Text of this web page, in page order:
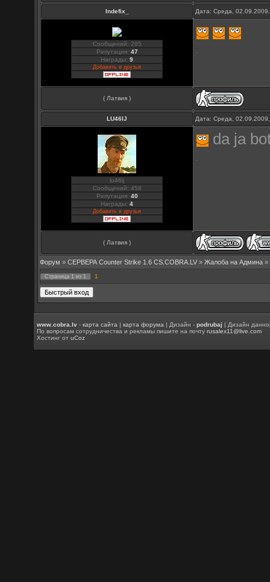
Indefix_ Дата: Среда,
Сообщений: 285
Репутация: 47
Награды:9
Добавить в друзья
( Латвия )
LU46IJ Дата: Среда,
lu46ij
Сообщений: 458
Репутация: 40
Награды:4
Добавить в друзья
da ja
( Латвия )
Форум » СЕРВЕРА Counter Strike 1.6 CS.COBRA.LV » Жалоба на Админа »
Страница 1 из 1 1
www.cobra.lv -карта сайта |карта форума | Дизайн -podrubaj | Дизайн
По вопросам сотрудничества и рекламы пишите на почтуrusalex11@live.com
Хостинг отuCoz